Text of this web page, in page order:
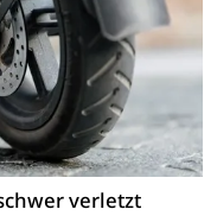
verletzt